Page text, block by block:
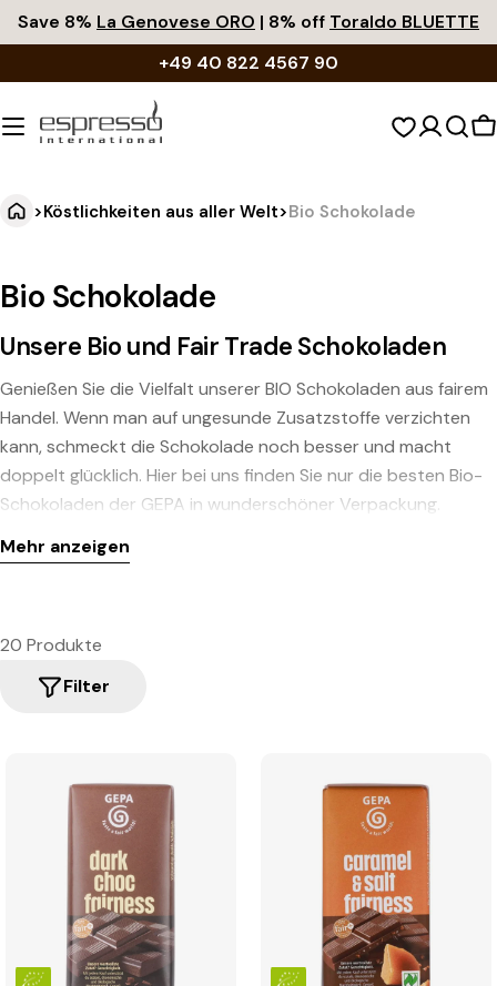
Zum
Inhalt
Save 8% La Genovese ORO | 8% off Toraldo BLUETTE
+49 40 822 4567 90
>Köstlichkeiten aus aller Welt>Bio Schokolade
Bio Schokolade
Unsere Bio und Fair Trade Schokoladen
Genießen Sie die Vielfalt unserer BIO Schokoladen aus fairem
Handel. Wenn man auf ungesunde Zusatzstoffe verzichten
kann, schmeckt die Schokolade noch besser und macht
doppelt glücklich. Hier bei uns finden Sie nur die besten Bio-
Schokoladen der GEPA in wunderschöner Verpackung.
Mehr anzeigen
20 Produkte
Filter